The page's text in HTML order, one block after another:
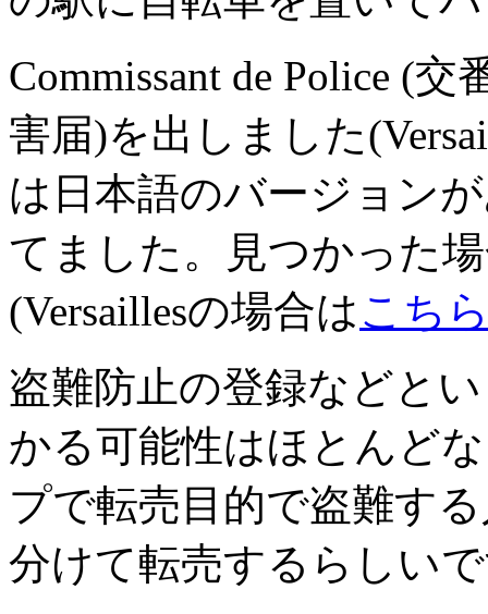
Commissant de Police (交
害届)を出しました
は日本語のバージョン
てました。見つかった
(Versaillesの場合はこち
盗難防止の登録などと
かる可能性はほとんど
プで転売目的で盗難す
分けて転売するらしい